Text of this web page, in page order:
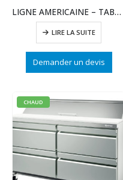
LIGNE AMERICAINE – TABLE REFRIGEREE – 2 PTE
LIRE LA SUITE
Demander un devis
CHAUD